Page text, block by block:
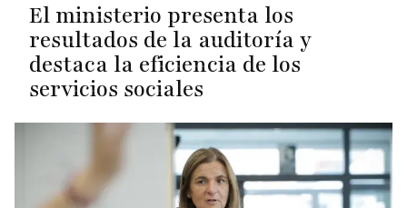
El ministerio presenta los
resultados de la auditoría y
destaca la eficiencia de los
servicios sociales